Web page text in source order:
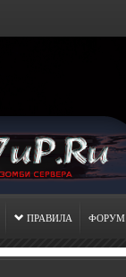
ПРАВИЛА ФОРУМ